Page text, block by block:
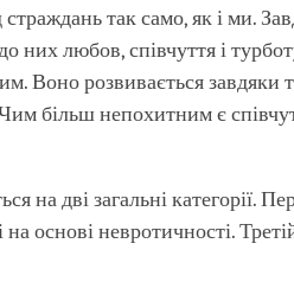
так само, як і ми.
них любов, співчуття і
Воно розвивається завдяки
більш непохитним є
на дві загальні категорії.
основі невротичності.